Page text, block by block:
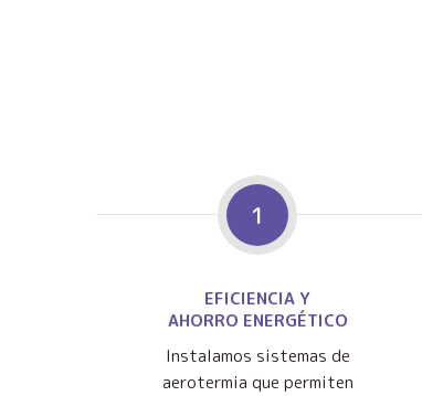
1
EFICIENCIA Y
AHORRO ENERGÉTICO
Instalamos sistemas de
aerotermia que permiten